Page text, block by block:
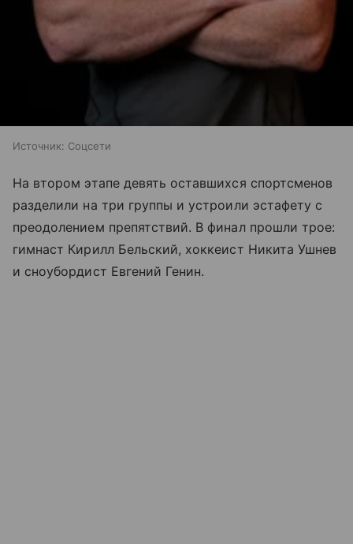
Источник: Соцсети
На втором этапе девять оставшихся спортсменов
разделили на три группы и устроили эстафету с
преодолением препятствий. В финал прошли трое:
гимнаст Кирилл Бельский, хоккеист Никита Ушнев
и сноубордист Евгений Генин.